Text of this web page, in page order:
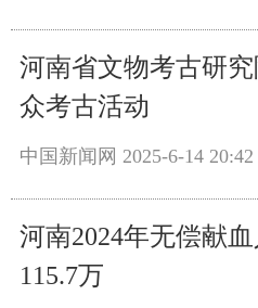
河南省文物考古研
众考古活动
中国新闻网 2025-6-14 20:42
河南2024年无偿献
115.7万